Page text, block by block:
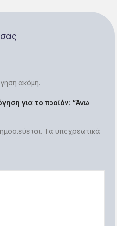
σας
ακόμη.
για το προϊόν: “Άνω
Τα υποχρεωτικά